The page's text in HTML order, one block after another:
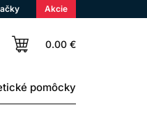
Akcie
0.00 €
pomôcky